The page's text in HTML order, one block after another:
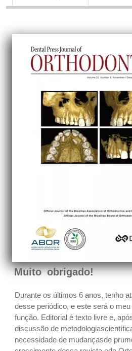
Muito obrigado!
Durante os últimos 6 anos, tenho
desse periódico, e este será o
função. Editorial é texto livre e,
discussão de
necessidade de mudançasde